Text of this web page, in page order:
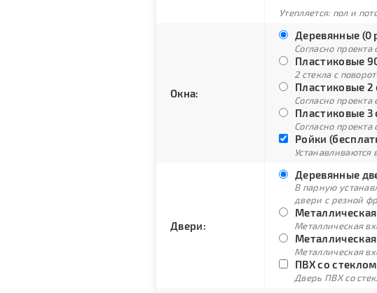
Утепляется: пол и
Окна:
Деревянные (0
Согласно
Пластиковые
2 стекла с
Пластиковые 2
Согласно
Пластиковые 3
Согласно
Ройки
Двери:
Деревянные
В парную
двери с резной
Металлическая
Металлическая
ПВХ со
Дверь ПВХ со